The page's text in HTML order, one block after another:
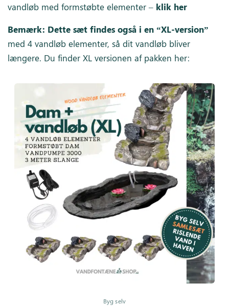
vandløb med formstøbte elementer – klik her
Bemærk: Dette sæt findes også i en “XL-version”
med 4 vandløb elementer, så dit vandløb bliver
længere. Du finder XL versionen af pakken her:
Byg selv